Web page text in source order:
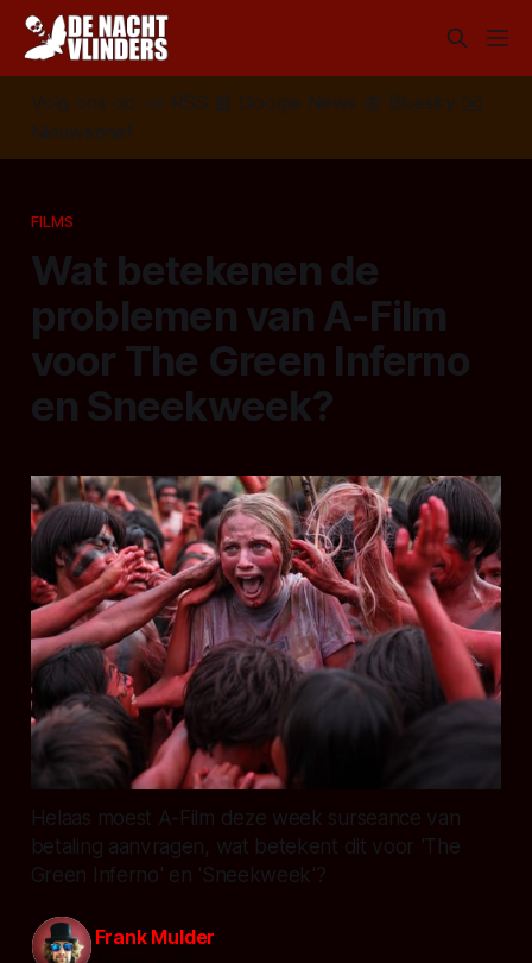
Volg ons op: 📣 RSS 📰 Google News 🦋 Bluesky
✉️
Nieuwsbrief
FILMS
Wat betekenen de
problemen van A-Film
voor The Green Inferno
en Sneekweek?
Helaas moest A-Film deze week surseance van
betaling aanvragen, wat betekent dit voor 'The
Green Inferno' en 'Sneekweek'?
Frank Mulder